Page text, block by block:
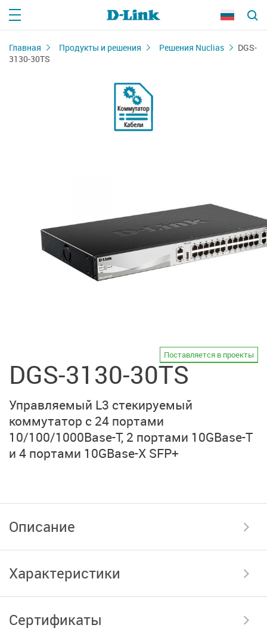
Главная Продукты и решения Решения Nuclias
DGS-
3130-30TS
DGS-3130-30TS
Поставляется в проекты
Управляемый L3 стекируемый
коммутатор с 24 портами
10/100/1000Base-T, 2 портами 10GBase-T
и 4 портами 10GBase-X SFP+
Описание
Характеристики
Сертификаты